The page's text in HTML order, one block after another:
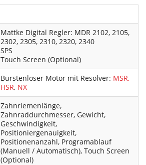
Mattke Digital Regler: MDR 2102, 2105,
2302, 2305, 2310, 2320, 2340
SPS
Touch Screen (Optional)
Bürstenloser Motor mit Resolver: MSR,
HSR, NX
Zahnriemenlänge,
Zahnraddurchmesser, Gewicht,
Geschwindigkeit,
Positioniergenauigkeit,
Positionenanzahl, Programablauf
(Manuell / Automatisch), Touch Screen
(Optional)